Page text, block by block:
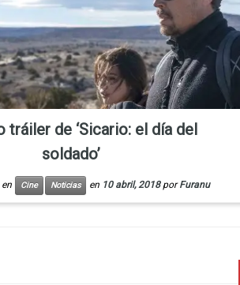
tráiler de ‘Sicario: el día del
soldado’
Cine Noticias en 10 abril, 2018 porFuranu